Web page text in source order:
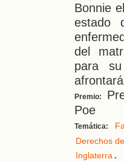
Bonnie
estado
del
para
Premio:
Poe
Temática:
Derechos
Inglaterra.